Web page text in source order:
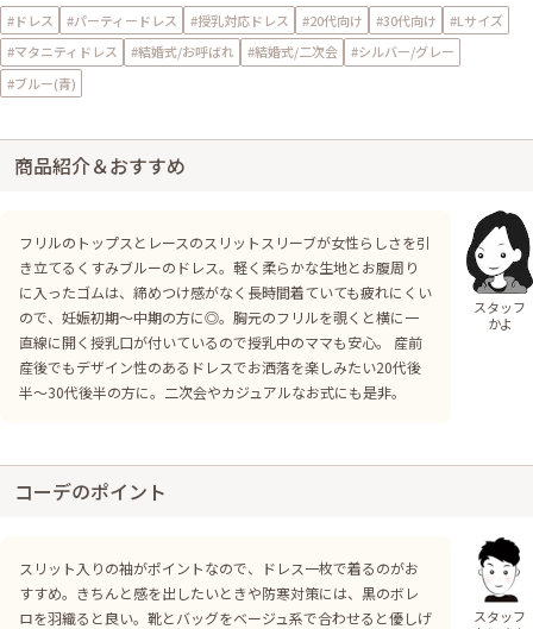
#ドレス #パーティードレス #授乳対応ドレス #20代向け #30代向け
#Lサイズ
#マタニティドレス
#結婚式/お呼ばれ #結婚式/二次会
#シルバー/グレー
#ブルー(青)
商品紹介＆おすすめ
フリルのトップスとレースのスリットスリーブが女性らしさを引
き立てるくすみブルーのドレス。軽く柔らかな生地とお腹周り
に入ったゴムは、締めつけ感がなく長時間着ていても疲れにくい
ので、妊娠初期〜中期の方に◎。胸元のフリルを覗くと横に一
直線に開く授乳口が付いているので授乳中のママも安心。 産前
産後でもデザイン性のあるドレスでお洒落を楽しみたい20代後
半〜30代後半の方に。二次会やカジュアルなお式にも是非。
スタッフ
かよ
コーデのポイント
スリット入りの袖がポイントなので、ドレス一枚で着るのがお
すすめ。きちんと感を出したいときや防寒対策には、黒のボレ
ロを羽織ると良い。靴とバッグをベージュ系で合わせると優しげ
スタッフ